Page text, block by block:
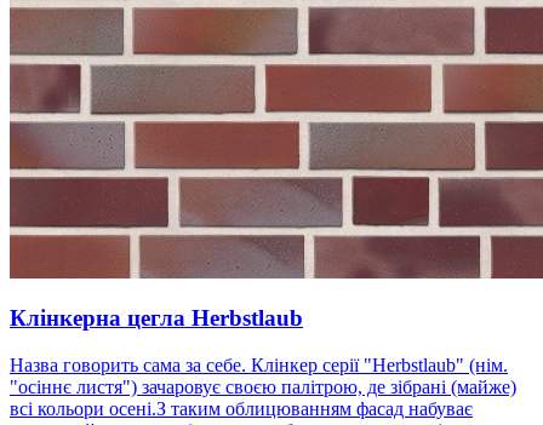
Клінкерна цегла Herbstlaub
Назва говорить сама за себе. Клінкер серії "Herbstlaub" (нім.
"осіннє листя") зачаровує своєю палітрою, де зібрані (майже)
всі кольори осені.З таким облицюванням фасад набуває